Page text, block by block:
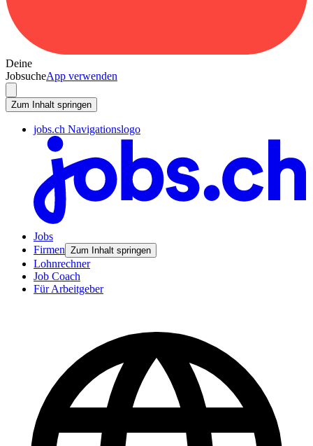
Deine
JobsucheApp verwenden
Zum Inhalt springen
jobs.ch Navigationslogo
Jobs
Firmen Zum Inhalt springen
Lohnrechner
Job Coach
Für Arbeitgeber